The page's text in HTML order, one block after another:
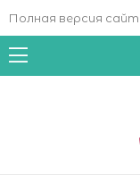
Полная версия